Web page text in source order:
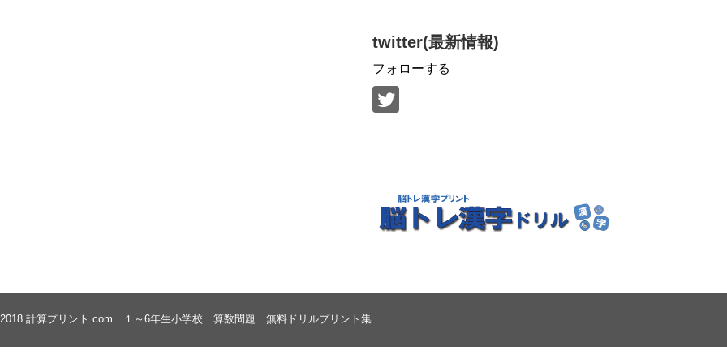
twitter(最新情報)
フォローする
計算プリント.com｜１～6年生小学校 算数問題 無料ドリルプリント集